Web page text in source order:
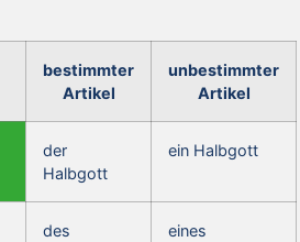
bestimmter
Artikel
unbestimmter
Artikel
der
Halbgott
ein Halbgott
des
eines